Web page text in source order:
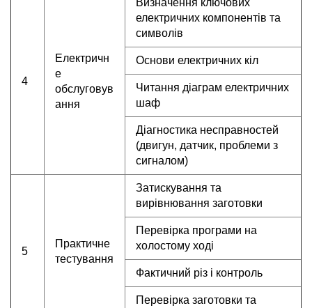
4
Електричн
е
обслуговув
ання
електричних компонентів та
символів
Основи електричних кіл
Читання діаграм електричних
шаф
Діагностика несправностей
(двигун, датчик, проблеми з
сигналом)
5
Практичне
тестування
Затискування та
вирівнювання заготовки
Перевірка програми на
холостому ході
Фактичний різ і контроль
Перевірка заготовки та